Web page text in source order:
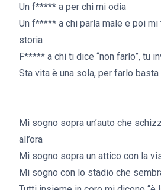
Un f***** a per chi mi odia
Un f***** a chi parla male e poi mi
storia
F***** a chi ti dice “non farlo”, tu
Sta vita è una sola, per farlo basta
Mi sogno sopra un’auto che
all’ora
Mi sogno sopra un attico con la
Mi sogno con lo stadio che